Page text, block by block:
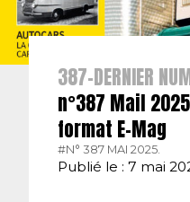
387-DERNIER
n°387 Mail
format E-Mag
#N° 387 MAI 2025.
Publié le : 7 mai